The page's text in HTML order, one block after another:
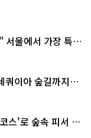
서울에서 가장 특별
쿼이아 숲길까지…
스'로 숲속 피서 떠